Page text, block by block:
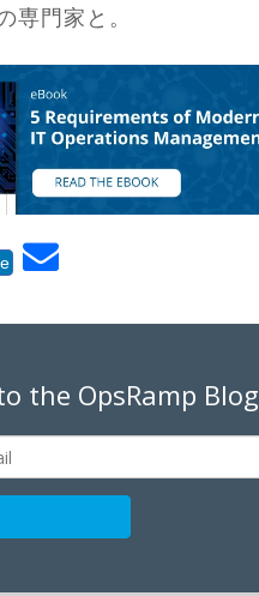
専門家と。
the OpsRamp Blog